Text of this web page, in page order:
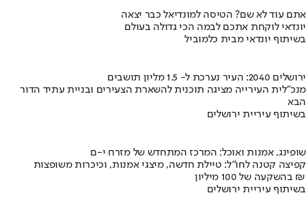
אתם עוד לא שם? הטיסה למונדיאל כבר יצאה
יונדאי לוקחת אתכם לבמה הכי גדולה בעולם
בשיתוף יונדאי מבית כלמוביל
ירושלים 2040: העיר נערכת ל- 1.5 מליון תושבים
מנכ"לית העירייה מציגה תוכנית להשארת הצעירים ובניית עתיד הדור
הבא
בשיתוף עיריית ירושלים
שופינג, אמנות ואוכל: המרכז המתחדש של מזרח י-ם
קפיצה קטנה לחו"ל: טיילת חדשה, מיצגי אמנות, וכיכרות משופצות
בהשקעה של 100 מיליון ₪
בשיתוף עיריית ירושלים